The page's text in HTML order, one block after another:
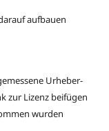
aufbauen
Urheber-
zur Lizenz beifügen
wurden